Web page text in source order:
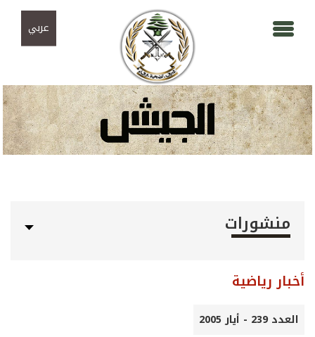
عربي
منشورات
أخبار رياضية
العدد 239 - أيار 2005